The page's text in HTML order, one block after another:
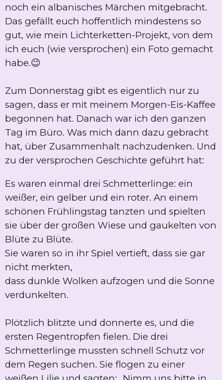
noch ein albanisches Märchen mitgebracht.
Das gefällt euch hoffentlich mindestens so
gut, wie mein Lichterketten-Projekt, von dem
ich euch (wie versprochen) ein Foto gemacht
habe.😉
Zum Donnerstag gibt es eigentlich nur zu
sagen, dass er mit meinem Morgen-Eis-Kaffee
begonnen hat. Danach war ich den ganzen
Tag im Büro. Was mich dann dazu gebracht
hat, über Zusammenhalt nachzudenken. Und
zu der versprochen Geschichte geführt hat:
Es waren einmal drei Schmetterlinge: ein
weißer, ein gelber und ein roter. An einem
schönen Frühlingstag tanzten und spielten
sie über der großen Wiese und gaukelten von
Blüte zu Blüte.
Sie waren so in ihr Spiel vertieft, dass sie gar
nicht merkten,
dass dunkle Wolken aufzogen und die Sonne
verdunkelten.
Plötzlich blitzte und donnerte es, und die
ersten Regentropfen fielen. Die drei
Schmetterlinge mussten schnell Schutz vor
dem Regen suchen. Sie flogen zu einer